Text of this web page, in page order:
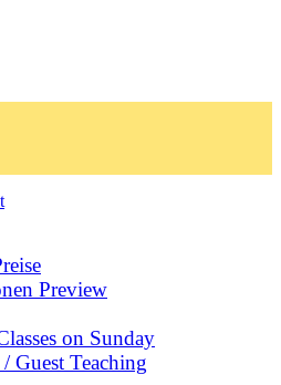
Preview
on Sunday
Guest Teaching